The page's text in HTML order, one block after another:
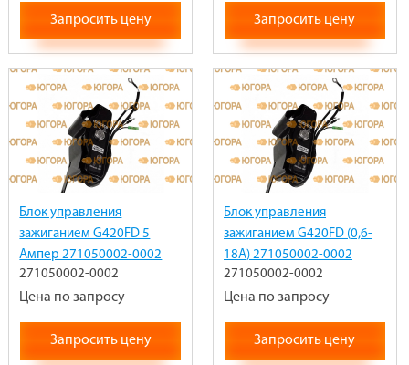
Запросить цену Запросить цену
Блок управления
зажиганием G420FD 5
Ампер 271050002-0002
271050002-0002
Цена по запросу
Запросить цену
Блок управления
зажиганием G420FD (0,6-
18А) 271050002-0002
271050002-0002
Цена по запросу
Запросить цену